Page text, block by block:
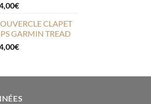
€
CLAPET
GARMIN TREAD
€